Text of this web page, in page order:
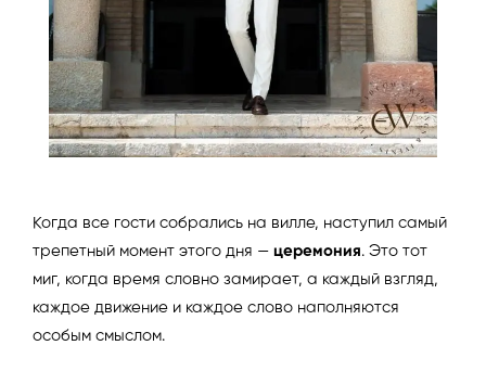
Когда все гости собрались на вилле, наступил самый
трепетный момент этого дня — церемония. Это тот
миг, когда время словно замирает, а каждый взгляд,
каждое движение и каждое слово наполняются
особым смыслом.